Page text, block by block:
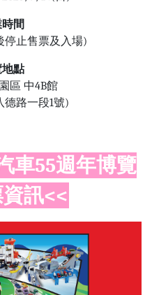
間
停止售票及入場)
點
區 中4B館
德路一段1號)
車55週年博覽
訊<<